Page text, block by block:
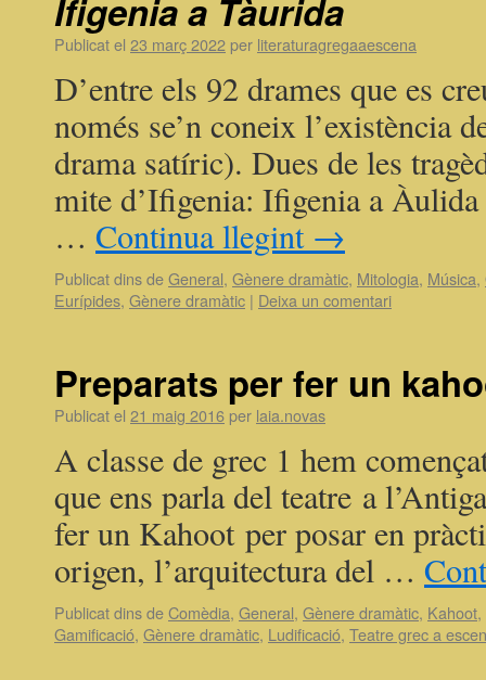
Ifigenia a Tàurida
Publicat el 23 març 2022 per literaturagregaaescena
D’entre els 92 drames que es
només se’n coneix l’existència
drama satíric). Dues de les
mite d’Ifigenia: Ifigenia a
… Continua llegint →
Publicat dins deGeneral, Gènere dramàtic, Mitologia, Música,
Eurípides, Gènere dramàtic | Deixa un comentari
Preparats per fer un
Publicat el 21 maig 2016 per laia.novas
A classe de grec 1 hem
que ens parla del teatre a
fer un Kahoot per posar en
origen, l’arquitectura del …
Publicat dins deComèdia, General, Gènere dramàtic, Kahoot,
Gamificació, Gènere dramàtic, Ludificació, Teatre grec a